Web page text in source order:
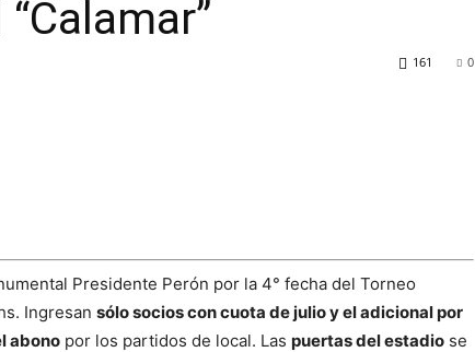
0
161
Presidente Perón por la 4° fecha del Torneo
Ingresan sólo socios con cuota de julio y el adicional por
abono por los partidos de local. Las puertas del estadio se